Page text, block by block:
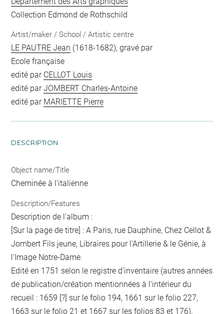
Collection Edmond de Rothschild
Artist/maker / School / Artistic centre
LE PAUTRE Jean (1618-1682), gravé par
Ecole française
edité par CELLOT Louis
edité parJOMBERT Charles-Antoine
edité par MARIETTE Pierre
DESCRIPTION
Object name/Title
Cheminée à l'italienne
Description/Features
Description de l'album :
[Sur la page de titre] : A Paris, rue Dauphine, Chez Cellot &
Jombert Fils jeune, Libraires pour l'Artillerie & le Génie, à
l'Image Notre-Dame.
Edité en 1751 selon le registre d'inventaire (autres années
de publication/création mentionnées à l'intérieur du
recueil : 1659 [?] sur le folio 194, 1661 sur le folio 227,
1663 sur le folio 21 et 1667 sur les folios 83 et 176).